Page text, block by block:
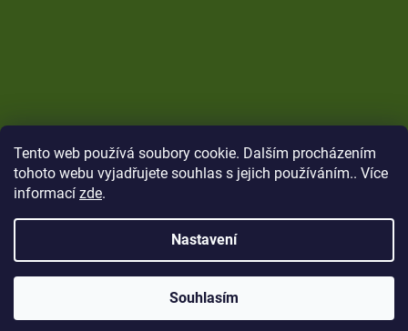
Tento web používá soubory cookie. Dalším procházením
tohoto webu vyjadřujete souhlas s jejich používáním.. Více
informací zde.
Nastavení
Souhlasím
Copyright 2026CARP Brothers. Všechna práva